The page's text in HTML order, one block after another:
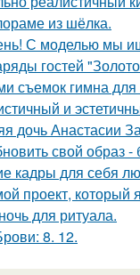
из шёлка.
С моделью мы
гостей
съемок гимна
и
дочь Анастасии
свой образ -
кадры для себя
проект, который
для ритуала.
8. 12.